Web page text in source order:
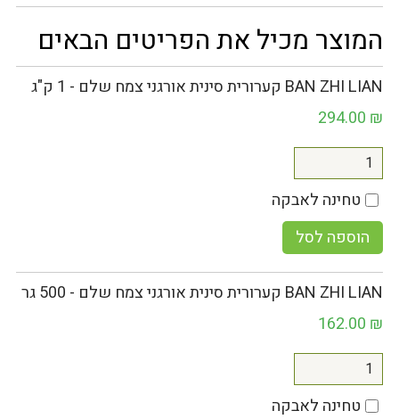
המוצר מכיל את הפריטים הבאים
BAN ZHI LIAN קערורית סינית אורגני צמח שלם - 1 ק"ג
294.00 ₪
טחינה לאבקה
הוספה לסל
BAN ZHI LIAN קערורית סינית אורגני צמח שלם - 500 גר
162.00 ₪
טחינה לאבקה